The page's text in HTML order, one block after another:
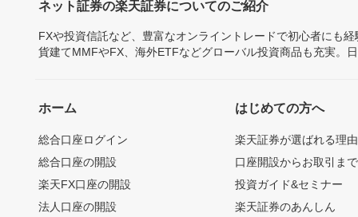
ネット証券の楽天証券についてのご紹介
FXや投資信託など、豊富なオンライントレードで初心者にも
貨建てMMFやFX、海外ETFなどグローバル投資商品も充実。
ホーム
総合口座ログイン
総合口座の開設
楽天FX口座の開設
法人口座の開設
はじめての方へ
楽天証券が選ばれる理由
口座開設からお取引ま
投資ガイド&セミナー
楽天証券のあんしん